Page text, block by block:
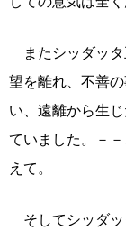
またシッダッタ
望を離れ、不善
い、遠離から生
ていました。－
えて。
そしてシッダッ